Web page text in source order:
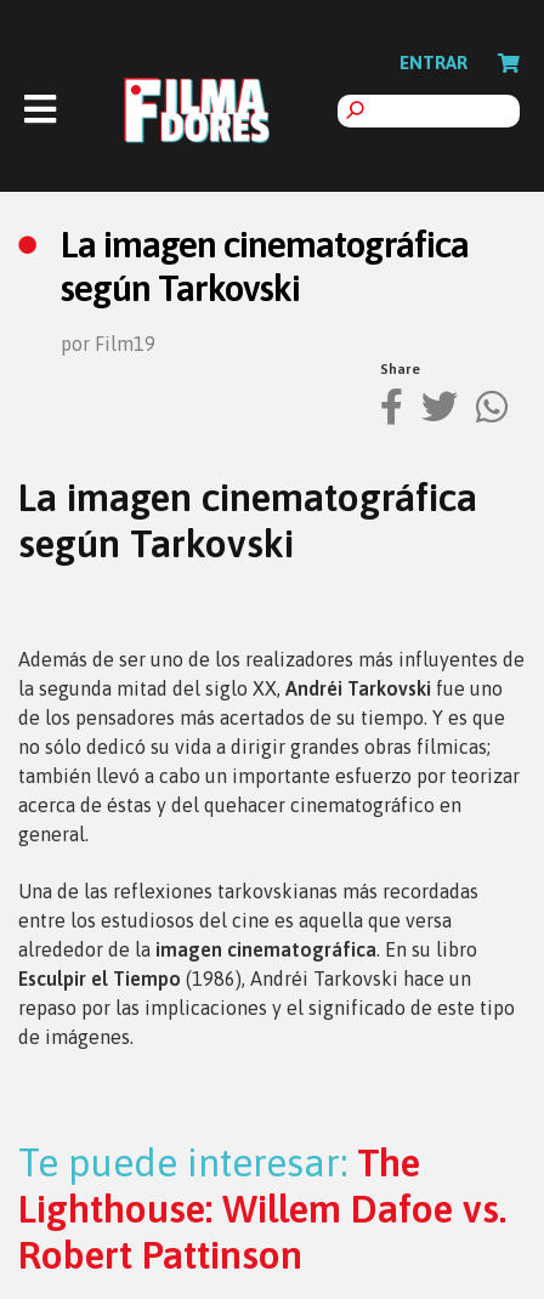
ENTRAR
La imagen cinematográfica
según Tarkovski
por Film19
Share
La imagen cinematográfica
según Tarkovski
Además de ser uno de los realizadores más influyentes de
la segunda mitad del siglo XX, Andréi Tarkovski fue uno
de los pensadores más acertados de su tiempo. Y es que
no sólo dedicó su vida a dirigir grandes obras fílmicas;
también llevó a cabo un importante esfuerzo por teorizar
acerca de éstas y del quehacer cinematográfico en
general.
Una de las reflexiones tarkovskianas más recordadas
entre los estudiosos del cine es aquella que versa
alrededor de la imagen cinematográfica. En su libro
Esculpir el Tiempo (1986), Andréi Tarkovski hace un
repaso por las implicaciones y el significado de este tipo
de imágenes.
Te puede interesar: The
Lighthouse: Willem Dafoe vs.
Robert Pattinson